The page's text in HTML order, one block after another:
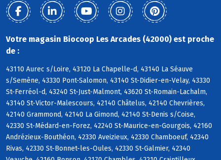
Votre magasin Biocoop Les Arcades (42000) est proche
de :
43110 Aurec s/Loire, 43120 La Chapelle-d, 43140 La Séauve
s/Semène, 43330 Pont-Salomon, 43140 St-Didier-en-Velay, 43330
St-Ferréol-d, 43240 St-Just-Malmont, 43620 St-Romain-Lachalm,
43140 St-Victor-Malescours, 42140 Châtelus, 42140 Chevrières,
42140 Grammond, 42140 La Gimond, 42140 St-Denis s/Coise,
42330 St-Médard-en-Forez, 42240 St-Maurice-en-Gourgois, 42160
Andrézieux-Bouthéon, 42330 Aveizieux, 42330 Chamboeuf, 42340
Rivas, 42330 St-Bonnet-les-Oules, 42330 St-Galmier, 42340